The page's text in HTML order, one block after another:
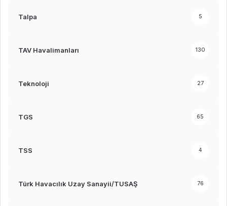
Talpa 5
TAV Havalimanları 130
Teknoloji 27
TGS 65
TSS 4
Türk Havacılık Uzay Sanayii/TUSAŞ 76